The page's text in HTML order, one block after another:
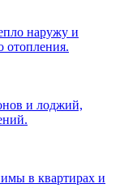
наружу и
отопления.
и лоджий,
в квартирах и